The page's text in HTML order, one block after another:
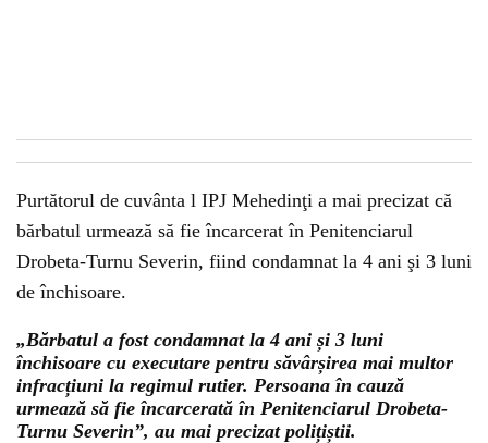
Purtătorul de cuvânta l IPJ Mehedinţi a mai precizat că
bărbatul urmează să fie încarcerat în Penitenciarul
Drobeta-Turnu Severin, fiind condamnat la 4 ani şi 3 luni
de închisoare.
„Bărbatul a fost condamnat la 4 ani și 3 luni
închisoare cu executare pentru săvârșirea mai multor
infracțiuni la regimul rutier. Persoana în cauză
urmează să fie încarcerată în Penitenciarul Drobeta-
Turnu Severin”, au mai precizat polițiștii.